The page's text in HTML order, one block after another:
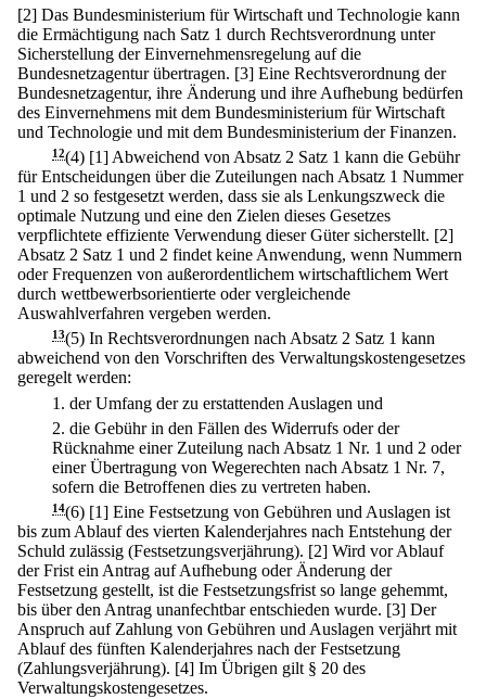
[2] Das Bundesministerium für Wirtschaft und Technologie kann
die Ermächtigung nach Satz 1 durch Rechtsverordnung unter
Sicherstellung der Einvernehmensregelung auf die
Bundesnetzagentur übertragen. [3] Eine Rechtsverordnung der
Bundesnetzagentur, ihre Änderung und ihre Aufhebung bedürfen
des Einvernehmens mit dem Bundesministerium für Wirtschaft
und Technologie und mit dem Bundesministerium der Finanzen.
12(4) [1] Abweichend von Absatz 2 Satz 1 kann die Gebühr
für Entscheidungen über die Zuteilungen nach Absatz 1 Nummer
1 und 2 so festgesetzt werden, dass sie als Lenkungszweck die
optimale Nutzung und eine den Zielen dieses Gesetzes
verpflichtete effiziente Verwendung dieser Güter sicherstellt. [2]
Absatz 2 Satz 1 und 2 findet keine Anwendung, wenn Nummern
oder Frequenzen von außerordentlichem wirtschaftlichem Wert
durch wettbewerbsorientierte oder vergleichende
Auswahlverfahren vergeben werden.
13(5) In Rechtsverordnungen nach Absatz 2 Satz 1 kann
abweichend von den Vorschriften des Verwaltungskostengesetzes
geregelt werden:
1. der Umfang der zu erstattenden Auslagen und
2. die Gebühr in den Fällen des Widerrufs oder der
Rücknahme einer Zuteilung nach Absatz 1 Nr. 1 und 2 oder
einer Übertragung von Wegerechten nach Absatz 1 Nr. 7,
sofern die Betroffenen dies zu vertreten haben.
14(6) [1] Eine Festsetzung von Gebühren und Auslagen ist
bis zum Ablauf des vierten Kalenderjahres nach Entstehung der
Schuld zulässig (Festsetzungsverjährung). [2] Wird vor Ablauf
der Frist ein Antrag auf Aufhebung oder Änderung der
Festsetzung gestellt, ist die Festsetzungsfrist so lange gehemmt,
bis über den Antrag unanfechtbar entschieden wurde. [3] Der
Anspruch auf Zahlung von Gebühren und Auslagen verjährt mit
Ablauf des fünften Kalenderjahres nach der Festsetzung
(Zahlungsverjährung). [4] Im Übrigen gilt § 20 des
Verwaltungskostengesetzes.